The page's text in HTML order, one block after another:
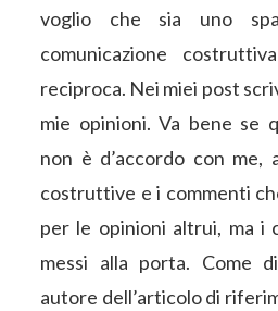
voglio che sia uno
comunicazione
reciproca. Nei miei post
mie opinioni. Va bene se
non è d’accordo con me,
costruttive e i commenti
per le opinioni altrui, ma i
messi alla porta. Come
autore dell’articolo di